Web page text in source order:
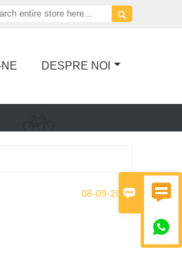
 


DESPRE NOI
08-09-2023